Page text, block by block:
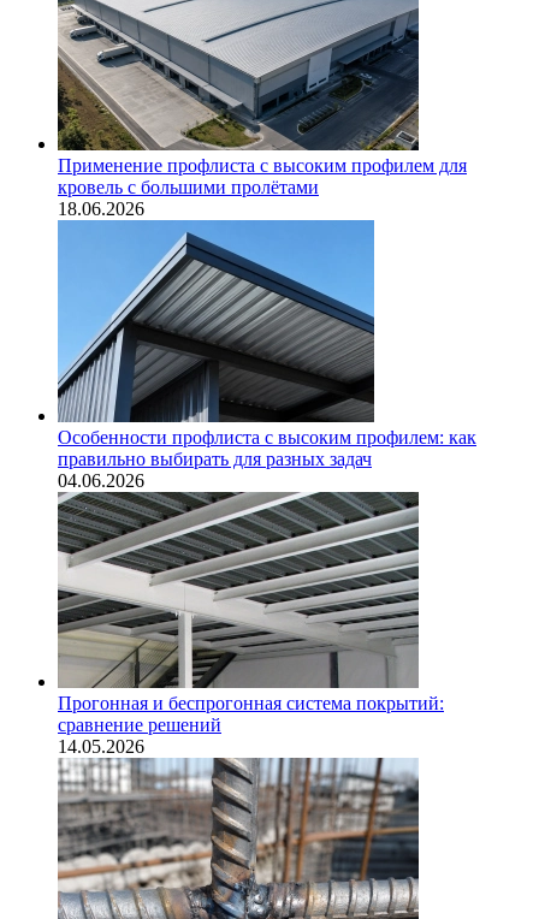
Применение профлиста с высоким профилем для
кровель с большими пролётами
18.06.2026
Особенности профлиста с высоким профилем: как
правильно выбирать для разных задач
04.06.2026
Прогонная и беспрогонная система покрытий:
сравнение решений
14.05.2026